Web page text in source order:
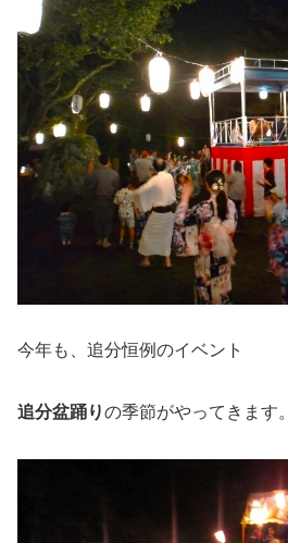
今年も、追分恒例のイベント
追分盆踊りの季節がやってきます。